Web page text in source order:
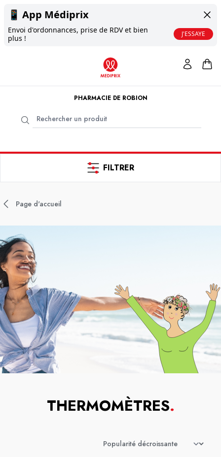
📱 App Médiprix
Envoi d'ordonnances, prise de RDV et bien
plus !
J'ESSAYE
PHARMACIE DE ROBION
FILTRER
Page d'accueil
THERMOMÈTRES.